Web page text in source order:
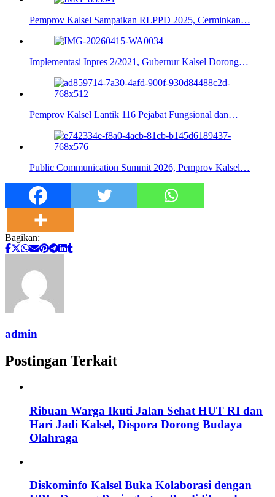
Pemprov Kalsel Sampaikan RLPPD 2025, Cerminkan…
Implementasi Inpres 2/2021, Gubernur Kalsel Dorong…
Pemprov Kalsel Lantik 116 Pejabat Fungsional dan…
Public Communication Summit 2026, Pemprov Kalsel…
Bagikan:
admin
Postingan Terkait
Ribuan Warga Ikuti Jalan Sehat HUT RI dan
Hari Jadi Kalsel, Dispora Dorong Budaya
Olahraga
Diskominfo Kalsel Buka Kolaborasi dengan